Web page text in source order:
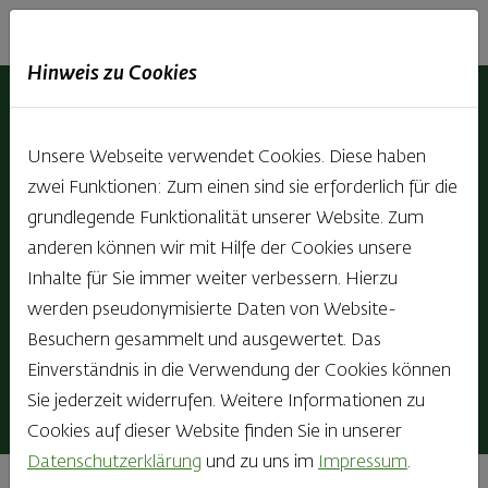
Butterbrot Nr. 8 als PDF
ansehen
Hinweis zu Cookies
Unsere Webseite verwendet Cookies. Diese haben
zwei Funktionen: Zum einen sind sie erforderlich für die
grundlegende Funktionalität unserer Website. Zum
anderen können wir mit Hilfe der Cookies unsere
Inhalte für Sie immer weiter verbessern. Hierzu
werden pseudonymisierte Daten von Website-
Besuchern gesammelt und ausgewertet. Das
Einverständnis in die Verwendung der Cookies können
Sie jederzeit widerrufen. Weitere Informationen zu
Cookies auf dieser Website finden Sie in unserer
Datenschutzerklärung und zu uns im Impressum.